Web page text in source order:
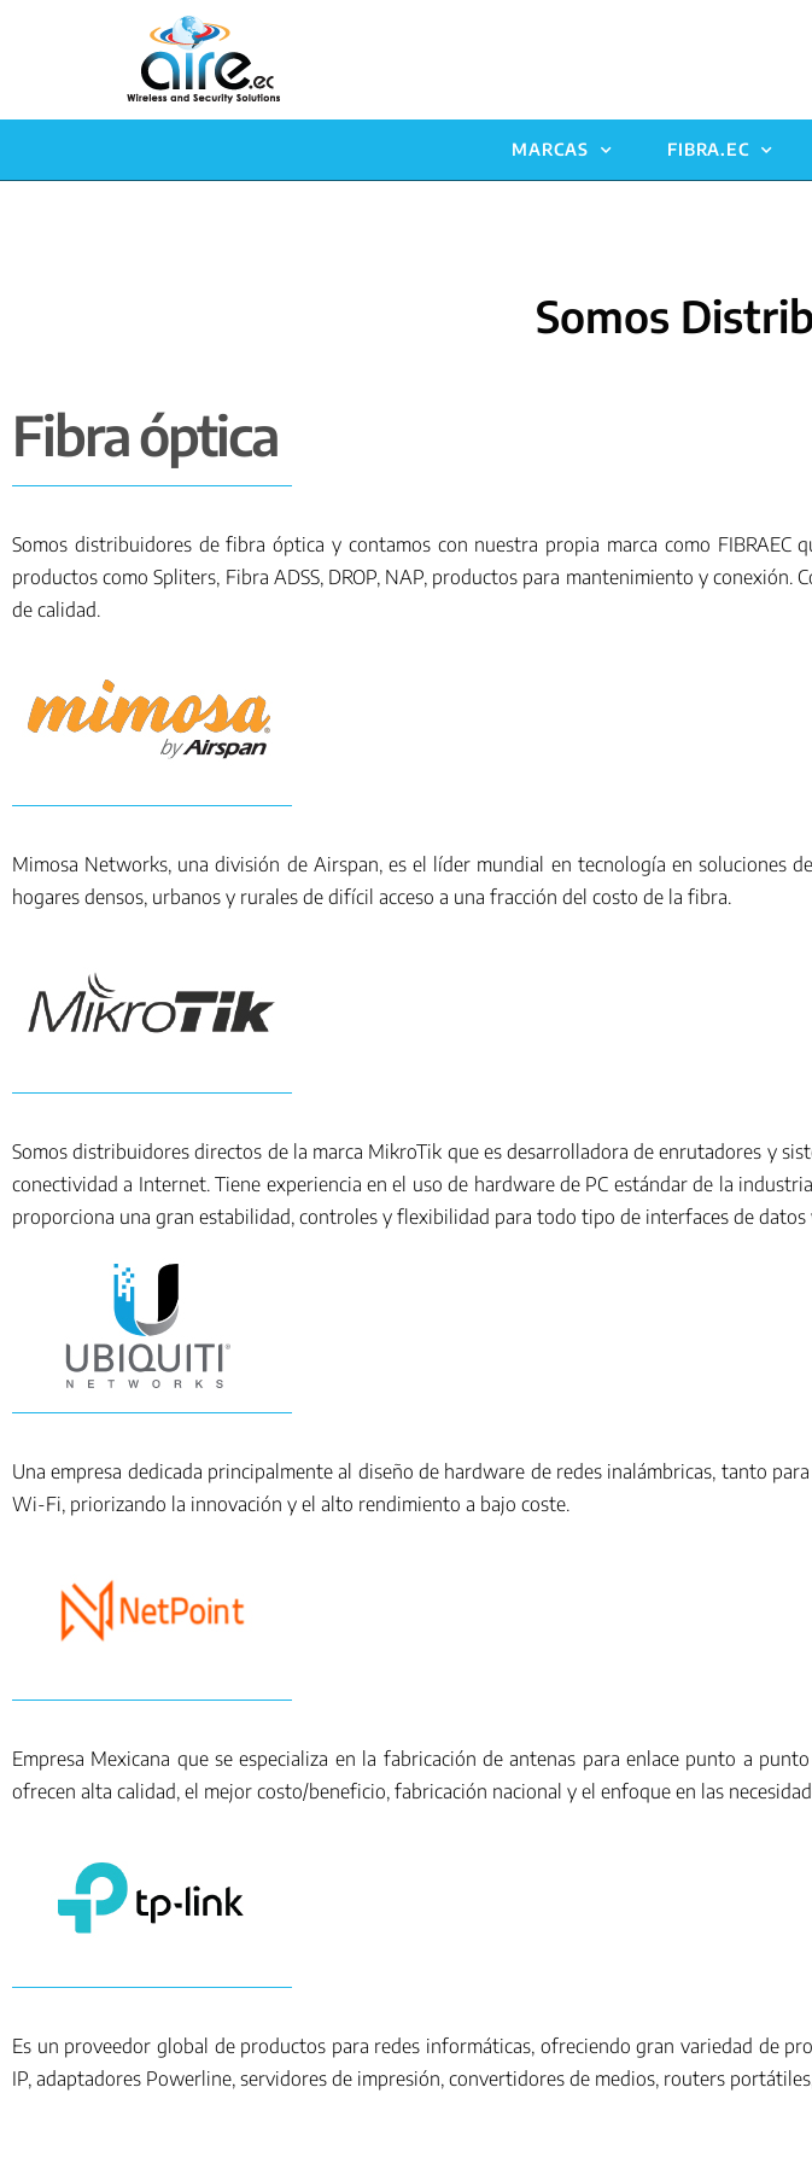
MARCAS FIBRA.EC
Somos
Fibra óptica
Somos distribuidores de fibra óptica y contamos con nuestra propia marca como FIBRAEC
productos como Spliters, Fibra ADSS, DROP, NAP, productos para mantenimiento y
de calidad.
Mimosa Networks, una división de Airspan, es el líder mundial en tecnología en soluciones
hogares densos, urbanos y rurales de difícil acceso a una fracción del costo de la fibra.
Somos distribuidores directos de la marca MikroTik que es desarrolladora de enrutadores y
conectividad a Internet. Tiene experiencia en el uso de hardware de PC estándar de la
proporciona una gran estabilidad, controles y flexibilidad para todo tipo de interfaces de
Una empresa dedicada principalmente al diseño de hardware de redes inalámbricas, tanto
Wi-Fi, priorizando la innovación y el alto rendimiento a bajo coste.
Empresa Mexicana que se especializa en la fabricación de antenas para enlace punto a
ofrecen alta calidad, el mejor costo/beneficio, fabricación nacional y el enfoque en las
Es un proveedor global de productos para redes informáticas, ofreciendo gran variedad de
IP, adaptadores Powerline, servidores de impresión, convertidores de medios, routers